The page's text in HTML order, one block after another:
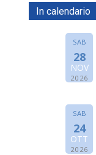
In calendario
SAB
28
NOV
2026
SAB
24
OTT
2026